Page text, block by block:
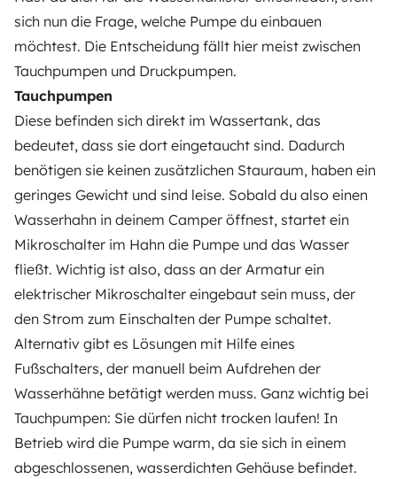
sich nun die Frage, welche Pumpe du einbauen
möchtest. Die Entscheidung fällt hier meist zwischen
Tauchpumpen und Druckpumpen.
Tauchpumpen
Diese befinden sich direkt im Wassertank, das
bedeutet, dass sie dort eingetaucht sind. Dadurch
benötigen sie keinen zusätzlichen Stauraum, haben ein
geringes Gewicht und sind leise. Sobald du also einen
Wasserhahn in deinem Camper öffnest, startet ein
Mikroschalter im Hahn die Pumpe und das Wasser
fließt. Wichtig ist also, dass an der Armatur ein
elektrischer Mikroschalter eingebaut sein muss, der
den Strom zum Einschalten der Pumpe schaltet.
Alternativ gibt es Lösungen mit Hilfe eines
Fußschalters, der manuell beim Aufdrehen der
Wasserhähne betätigt werden muss. Ganz wichtig bei
Tauchpumpen: Sie dürfen nicht trocken laufen! In
Betrieb wird die Pumpe warm, da sie sich in einem
abgeschlossenen, wasserdichten Gehäuse befindet.